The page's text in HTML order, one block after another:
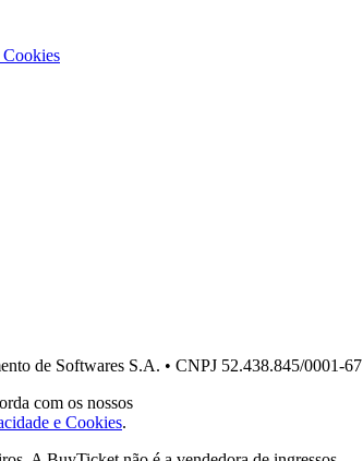
de Softwares S.A. • CNPJ 52.438.845/0001-67
com os nossos
e Cookies.